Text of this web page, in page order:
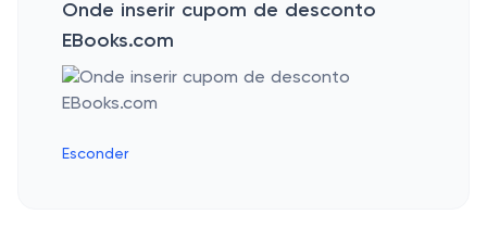
Onde inserir cupom de desconto
EBooks.com
Esconder